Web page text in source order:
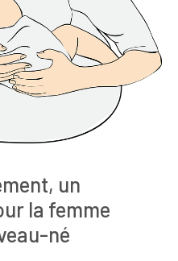
un
la femme
né